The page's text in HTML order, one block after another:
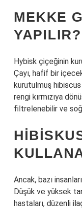
MEKKE
YAPILIR?
Hybisk çiçeğinin
Çayı, hafif bir
kurutulmuş hibiscus
rengi kırmızıya
filtrelenebilir ve
Ancak, bazı
Düşük ve yüksek
hastaları, düzenli